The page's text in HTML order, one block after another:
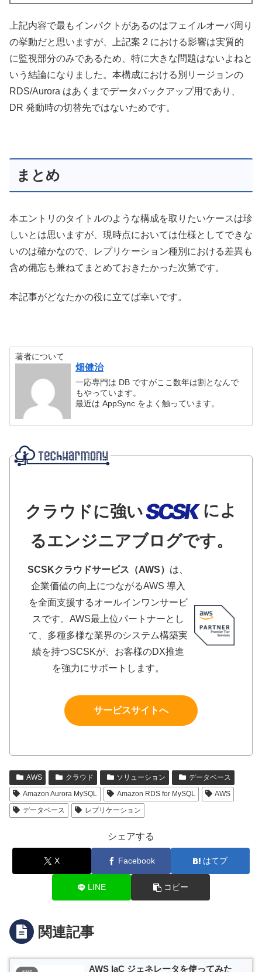
上記内容で最もインパクトがあるのはフェイルオーバ周り
の挙動だと思いますが、上記案 2 における影響は実質的
に監視部分のみであるため、特に大きな問題はないよねと
いう結論になりました。本構成における別リージョンの
RDS/Aurora はあくまでデータバックアップ用であり、
DR 発動時の切替先ではないためです。
まとめ
本エントリのタイトルのような構成を取りたいケースは珍
しいとは思いますが、現時点においては仕様としてできな
いのは確かなので、レプリケーション種別における差異も
含め備忘も兼ねてまとめておきたかった次第です。
本記事がどなたかの役に立てば幸いです。
著者について
畑健治
一応専門は DB ですがここ数年は割となんで
もやっています。
最近は AppSync をよく触っています。
クラウドに強い
によ
るエンジニアブログです。
SCSKクラウドサービス（AWS） は、
企業価値の向上につながるAWS 導入
を全面支援するオールインワンサービ
スです。AWS最上位パートナーとし
て、多種多様な業界のシステム構築実
績を持つSCSKが、お客様のDX推進
を強力にサポートします。
サービスサイトへ
AWS クラウド ソリューション
データベース
Amazon Aurora MySQL
Amazon RDS for MySQL
AWS
データベース
レプリケーション
シェアする
X Facebook はてブ
LINE コピー
関連記事
AWS IaC ジェネレータを使ってみた